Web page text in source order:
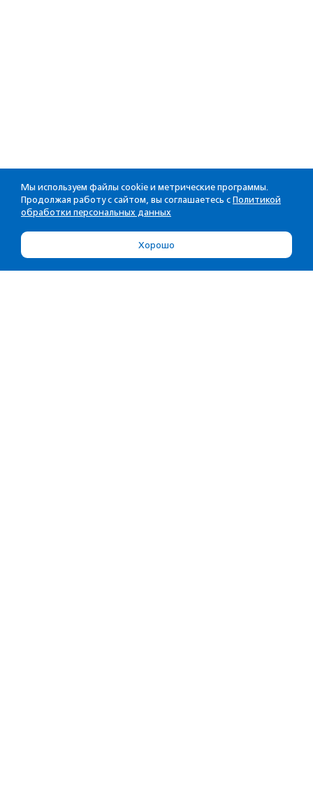
Мы используем файлы cookie и метрические программы.
Продолжая работу с сайтом, вы соглашаетесь с Политикой
обработки персональных данных
Хорошо